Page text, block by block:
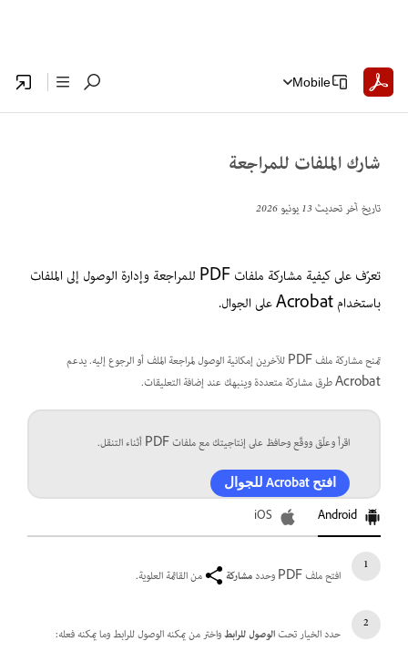
Mobile
شارك الملفات للمراجعة
تاريخ آخر تحديث13 يونيو 2026
تعرّف على كيفية مشاركة ملفات PDF للمراجعة وإدارة الوصول إلى الملفات
باستخدام Acrobat على الجوال.
تمنح مشاركة ملف PDF للآخرين إمكانية الوصول لمراجعة الملف أو الرجوع إليه. يدعم
Acrobat طرق مشاركة متعددة وينبهك عند إضافة التعليقات.
اقرأ وعلّق ووقّع وحافظ على إنتاجيتك مع ملفات PDF أثناء التنقل.
افتح Acrobat للجوال
Android
iOS
افتح ملف PDF وحدد مشاركة من القائمة العلوية.
حدد الخيار تحتالوصول للرابطواختر من يمكنه الوصول للرابط وما يمكنه فعله: